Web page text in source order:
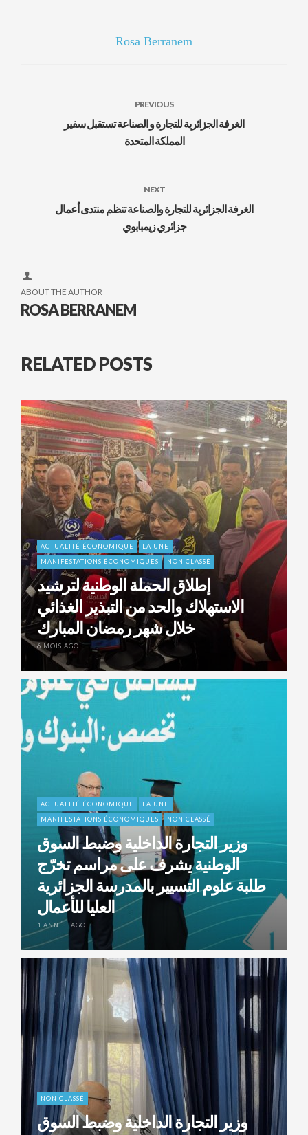
Rosa Berranem
PREVIOUS
الغرفة الجزائرية للتجارة و الصناعة تستقبل سفير
المملكة المتحدة
NEXT
الغرفة الجزائرية للتجارة والصناعة تنظم منتدى أعمال
جزائري زيمبابوي
ABOUT THE AUTHOR
ROSA BERRANEM
RELATED POSTS
ACTUALITÉ ÉCONOMIQUE
LA UNE
MANIFESTATIONS ÉCONOMIQUES
NON CLASSÉ
إطلاق الحملة الوطنية لترشيد
الاستهلاك والحد من التبذير الغذائي
خلال شهر رمضان المبارك
6 MOIS AGO
ACTUALITÉ ÉCONOMIQUE
LA UNE
MANIFESTATIONS ÉCONOMIQUES
NON CLASSÉ
وزير التجارة الداخلية وضبط السوق
الوطنية يشرف على مراسم تخرّج
طلبة علوم التسيير بالمدرسة الجزائرية
العليا للأعمال
1 ANNÉE AGO
NON CLASSÉ
وزير التجارة الداخلية وضبط السوق